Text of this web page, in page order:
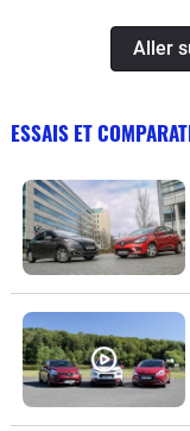
Aller
ESSAIS ET